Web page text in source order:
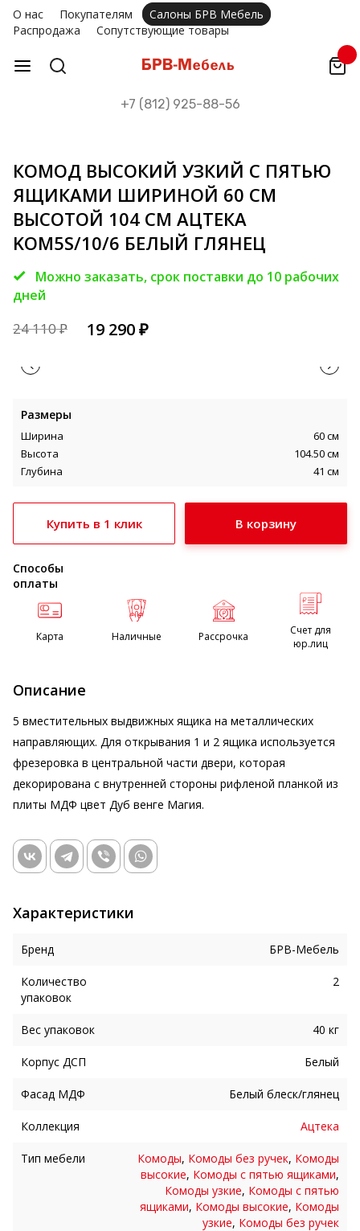
О нас Покупателям
Салоны БРВ Мебель
Распродажа
Сопутствующие товары
+7 (812) 925-88-56
КОМОД ВЫСОКИЙ УЗКИЙ С ПЯТЬЮ
ЯЩИКАМИ ШИРИНОЙ 60 СМ
ВЫСОТОЙ 104 СМ АЦТЕКА
KOM5S/10/6 БЕЛЫЙ ГЛЯНЕЦ
Можно заказать, срок поставки до 10 рабочих
дней
24 110₽ 19 290₽
Размеры
Ширина
60 см
Высота
104.50 см
Глубина
41 см
Купить в 1 клик
Способы
оплаты
Карта Наличные Рассрочка
Счет для
юр.лиц
Описание
5 вместительных выдвижных ящика на металлических
направляющих. Для открывания 1 и 2 ящика используется
фрезеровка в центральной части двери, которая
декорирована с внутренней стороны рифленой планкой из
плиты МДФ цвет Дуб венге Магия.
Характеристики
Бренд БРВ-Мебель
Количество
упаковок
2
Вес упаковок 40 кг
Корпус ДСП Белый
Фасад МДФ Белый блеск/глянец
Коллекция Ацтека
Тип мебели Комоды, Комоды без ручек, Комоды
высокие, Комоды с пятью ящиками,
Комоды узкие, Комоды с пятью
ящиками, Комоды высокие, Комоды
узкие, Комоды без ручек